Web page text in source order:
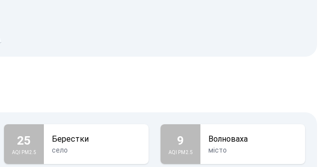
.
25
AQI PM2.5
Берестки
село
9
AQI PM2.5
Волноваха
місто